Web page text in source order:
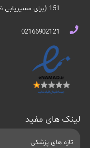
151 (برای مسیریابی ضربه بزنید)
02166902121
لینک های مفید
تازه های پزشکی